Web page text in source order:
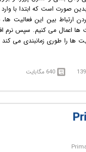
صورت است که ابتدا با وارد
بین این فعالیت ها،
ها اعمال می کنیم. سپس نرم
ها را طوری زمانبندی می
را نیز خواهیم داشت. قابل
ها در چه زمانی باید
در رشته مدیریت صنعتی و
640 مگابایت